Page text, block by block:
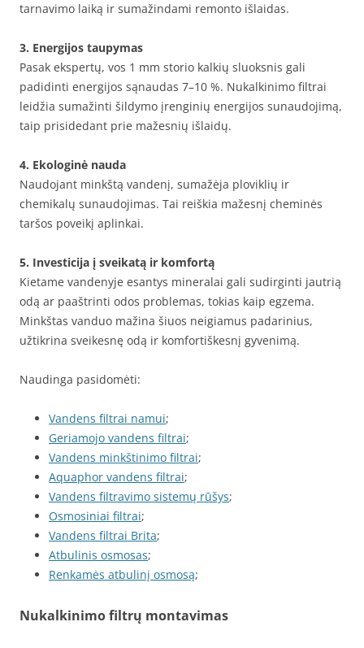
tarnavimo laiką ir sumažindami remonto išlaidas.
3. Energijos taupymas
Pasak ekspertų, vos 1 mm storio kalkių sluoksnis gali
padidinti energijos sąnaudas 7–10 %. Nukalkinimo filtrai
leidžia sumažinti šildymo įrenginių energijos sunaudojimą,
taip prisidedant prie mažesnių išlaidų.
4. Ekologinė nauda
Naudojant minkštą vandenį, sumažėja ploviklių ir
chemikalų sunaudojimas. Tai reiškia mažesnį cheminės
taršos poveikį aplinkai.
5. Investicija į sveikatą ir komfortą
Kietame vandenyje esantys mineralai gali sudirginti jautrią
odą ar paaštrinti odos problemas, tokias kaip egzema.
Minkštas vanduo mažina šiuos neigiamus padarinius,
užtikrina sveikesnę odą ir komfortiškesnį gyvenimą.
Naudinga pasidomėti:
Vandens filtrai namui;
Geriamojo vandens filtrai;
Vandens minkštinimo filtrai;
Aquaphor vandens filtrai;
Vandens filtravimo sistemų rūšys;
Osmosiniai filtrai;
Vandens filtrai Brita;
Atbulinis osmosas;
Renkamės atbulinį osmosą;
Nukalkinimo filtrų montavimas